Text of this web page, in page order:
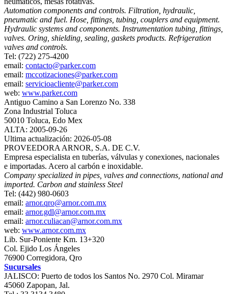
Automation components and controls. Filtration, hydraulic,
pneumatic and fuel. Hose, fittings, tubing, couplers and equipment.
Hydraulic systems and components. Instrumentation tubing, fittings,
valves. Oring, shielding, sealing, gaskets products. Refrigeration
valves and controls.
Tel: (722) 275-4200
email: contacto@parker.com
email: mccotizaciones@parker.com
email: servicioacliente@parker.com
web: www.parker.com
Antiguo Camino a San Lorenzo No. 338
Zona Industrial Toluca
50010 Toluca, Edo Mex
ALTA: 2005-09-26
Ultima actualización: 2026-05-08
PROVEEDORA ARNOR, S.A. DE C.V.
Empresa especialista en tuberías, válvulas y conexiones, nacionales
e importadas. Acero al carbón e inoxidable.
Company specialized in pipes, valves and connections, national and
imported. Carbon and stainless Steel
Tel: (442) 980-0603
email: arnor.qro@arnor.com.mx
email: arnor.gdl@arnor.com.mx
email: arnor.culiacan@arnor.com.mx
web: www.arnor.com.mx
Lib. Sur-Poniente Km. 13+320
Col. Ejido Los Ángeles
76900 Corregidora, Qro
Sucursales
JALISCO: Puerto de todos los Santos No. 2970 Col. Miramar
45060 Zapopan, Jal.